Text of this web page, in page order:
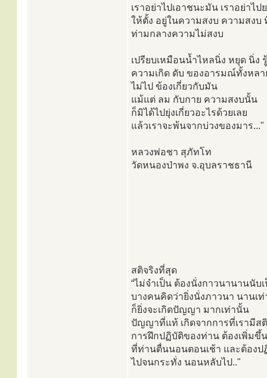
เราอย่าไปเอาชนะมัน เราอย่าไ
ให้ตั้ง อยู่ในความสงบ ความสงบ
ท่ามกลางความไม่สงบ
เปรียบเหมือนน้ำไหลนิ่ง หยุด นิ่ง
ความเกิด ดับ ของอารมณ์ทั้งหลา
ไม่ไป ข้องเกี่ยวกับมัน
แม้แต่ ลม กับกาย ความสงบนั้น
ก็มิได้ไปยุ่งเกี่ยวอะไรด้วยเลย
แล้วเราจะพ้นจากบ่วงของมาร..."
หลวงพ่อชา สุภัทโท
วัดหนองป่าพง จ.อุบลราชธานี
สติจริงที่สุด
“ไม่จำเป็น ต้องนั่งกาวนานานนับ
บางคนคิดว่ายิ่งนั่งภาวนา นานเท่
ก็ยิ่งจะเกิดปัญญา มากเท่านั้น
ปัญญาที่แท้ เกิดจากการที่เรามีส
การฝึกปฏิบัติของท่าน ต้องเพิ่มขึ้
ที่ท่านตื่นนอนตอนเช้า และต้องป
ไปจนกระทั่ง นอนหลับไป.."